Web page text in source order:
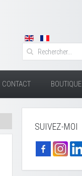
CONTACT BOUTIQUE
SUIVEZ-MOI